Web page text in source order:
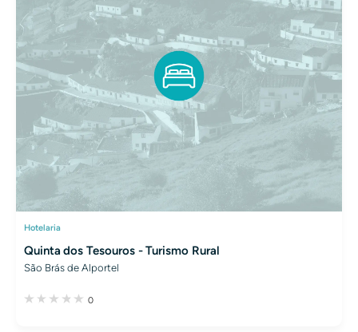
Hotelaria
Quinta dos Tesouros - Turismo Rural
São Brás de Alportel
0